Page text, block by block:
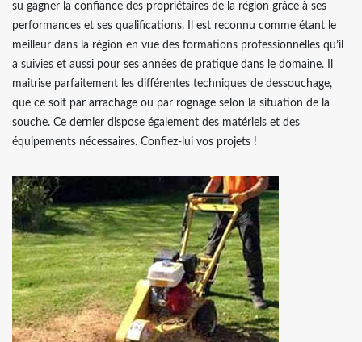
su gagner la confiance des propriétaires de la région grâce à ses
performances et ses qualifications. Il est reconnu comme étant le
meilleur dans la région en vue des formations professionnelles qu’il
a suivies et aussi pour ses années de pratique dans le domaine. Il
maitrise parfaitement les différentes techniques de dessouchage,
que ce soit par arrachage ou par rognage selon la situation de la
souche. Ce dernier dispose également des matériels et des
équipements nécessaires. Confiez-lui vos projets !